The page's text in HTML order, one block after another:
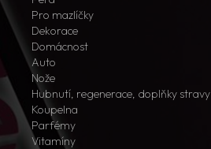
Pro mazlíčky
Dekorace
Domácnost
Auto
Nože
Hubnutí, regenerace, doplňky stravy
Koupelna
Parfémy
Vitamíny